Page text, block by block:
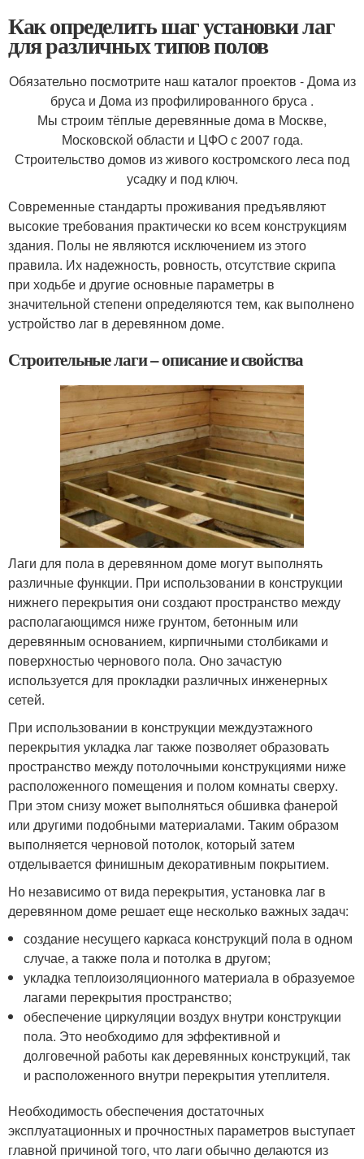
Как определить шаг установки лаг
для различных типов полов
Обязательно посмотрите наш каталог проектов - Дома из
бруса и Дома из профилированного бруса .
Мы строим тёплые деревянные дома в Москве,
Московской области и ЦФО с 2007 года.
Строительство домов из живого костромского леса под
усадку и под ключ.
Современные стандарты проживания предъявляют
высокие требования практически ко всем конструкциям
здания. Полы не являются исключением из этого
правила. Их надежность, ровность, отсутствие скрипа
при ходьбе и другие основные параметры в
значительной степени определяются тем, как выполнено
устройство лаг в деревянном доме.
Строительные лаги – описание и свойства
Лаги для пола в деревянном доме могут выполнять
различные функции. При использовании в конструкции
нижнего перекрытия они создают пространство между
располагающимся ниже грунтом, бетонным или
деревянным основанием, кирпичными столбиками и
поверхностью чернового пола. Оно зачастую
используется для прокладки различных инженерных
сетей.
При использовании в конструкции междуэтажного
перекрытия укладка лаг также позволяет образовать
пространство между потолочными конструкциями ниже
расположенного помещения и полом комнаты сверху.
При этом снизу может выполняться обшивка фанерой
или другими подобными материалами. Таким образом
выполняется черновой потолок, который затем
отделывается финишным декоративным покрытием.
Но независимо от вида перекрытия, установка лаг в
деревянном доме решает еще несколько важных задач:
создание несущего каркаса конструкций пола в одном
случае, а также пола и потолка в другом;
укладка теплоизоляционного материала в образуемое
лагами перекрытия пространство;
обеспечение циркуляции воздух внутри конструкции
пола. Это необходимо для эффективной и
долговечной работы как деревянных конструкций, так
и расположенного внутри перекрытия утеплителя.
Необходимость обеспечения достаточных
эксплуатационных и прочностных параметров выступает
главной причиной того, что лаги обычно делаются из